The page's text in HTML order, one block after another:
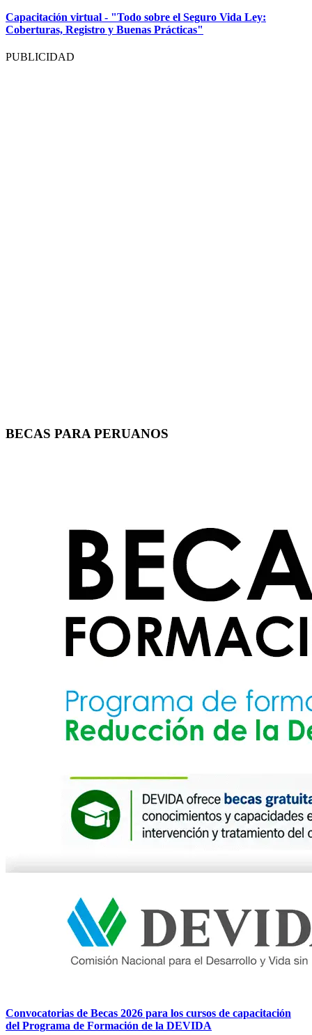
Capacitación virtual - "Todo sobre el Seguro Vida Ley:
Coberturas, Registro y Buenas Prácticas"
PUBLICIDAD
BECAS PARA PERUANOS
Convocatorias de Becas 2026 para los cursos de capacitación
del Programa de Formación de la DEVIDA